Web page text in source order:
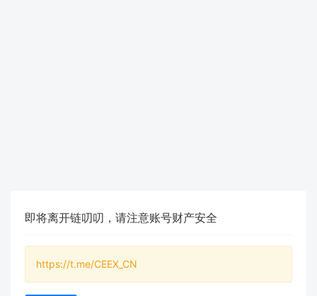
即将离开链叨叨，请注意账号财产安全
https://t.me/CEEX_CN